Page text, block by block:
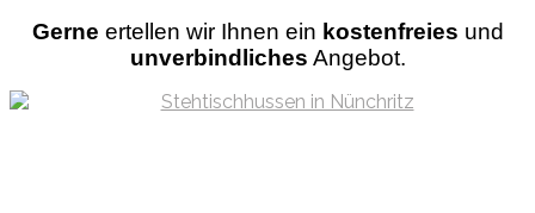
Gerne ertellen wir Ihnen ein kostenfreies und
unverbindliches Angebot.